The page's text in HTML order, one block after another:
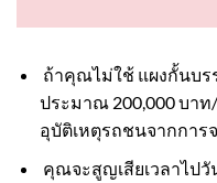
ถ้าคุณไม่ใช้ แผงกั้นบร
ประมาณ 200,000 บาท
อุบัติเหตุรถชนจากการ
คุณจะสูญเสียเวลาไป